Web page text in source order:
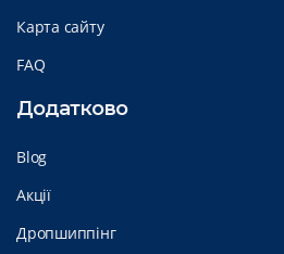
Карта сайту
FAQ
Додатково
Blog
Акції
Дропшиппінг